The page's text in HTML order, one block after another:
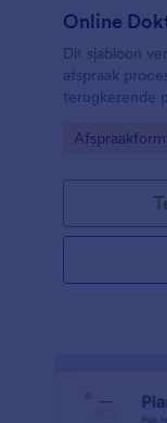
Online
Dit sjabloon
afspraak
terugkerende
Go to